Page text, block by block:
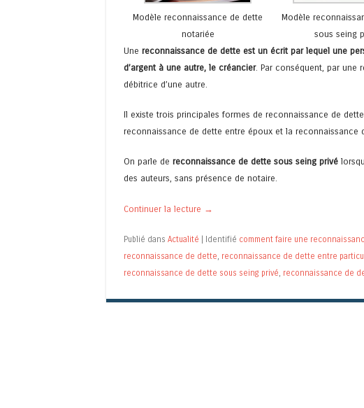
Modèle reconnaissance de dette
notariée
Modèle
sous seing
Une reconnaissance de dette est un écrit par lequel une
d’argent à une autre, le créancier. Par conséquent, par une
débitrice d’une autre.
Il existe trois principales formes de reconnaissance de
reconnaissance de dette entre époux et la reconnaissance
On parle de reconnaissance de dette sous seing privé
des auteurs, sans présence de notaire.
Continuer la lecture →
Publié dans Actualité | Identifié comment faire une
reconnaissance de dette reconnaissance de dette entre
reconnaissance de dette sous seing privé reconnaissance de